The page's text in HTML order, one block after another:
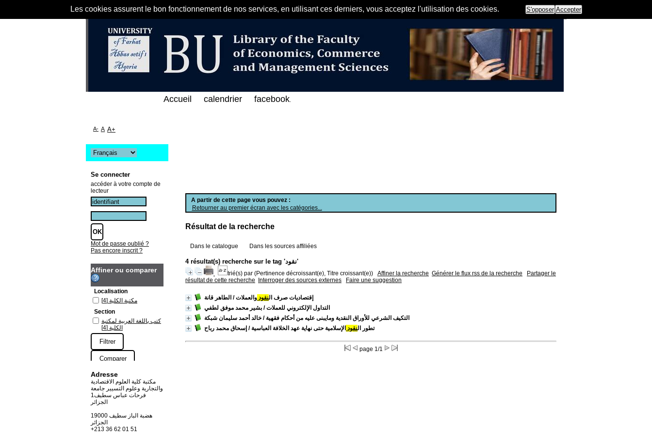
Les cookies assurent le bon fonctionnement de nos services, en utilisant ces derniers, vous acceptez l'utilisation des cookies. S'opposer Accepter
مرحبا بكم في الفهرس الإلكتروني على الخط المباشر لمكتبة كلية العلوم الاقتصادية و
A partir de cette page vous pouvez :
Retourner au premier écran avec les catégories...
Résultat de la recherche
Dans le catalogue Dans les sources affiliées
4 résultat(s) recherche sur le tag 'نقود'
trié(s) par (Pertinence décroissant(e), Titre croissant(e)) Affiner la recherche Générer le flux rss de la recherche
Partager le
résultat de cette recherche
Interroger des sources externes Faire une suggestion
إقتصاديات صرف النقود والعملات/ الطاهر قانة
التداول الإلكتروني للعملات/ بشير محمد موفق لطفي
التكيف الشرعي للأوراق النقدية ومايبنى عليه من أحكام فقهية / خالد أحمد سليمان شبكة
تطور النقود الإسلامية حتى نهاية عهد الخلافة العباسية / إسحاق محمد رباح
page 1/1
Accueil calendrier facebook.
A- A A+
Se connecter
accéder à votre compte de
lecteur
Mot de passe oublié ?
Pas encore inscrit ?
Affiner ou comparer
Localisation
مكتبة الكلية [4]
Section
كتب باللغة العربية لمكتبة
الكلية [4]
Adresse
مكتبة كلية العلوم الاقتصادية
والتجارية وعلوم التسيير جامعة
فرحات عباس سطيف1
الجزائر
19000 هضبة الباز سطيف
+213 36 62 01 51